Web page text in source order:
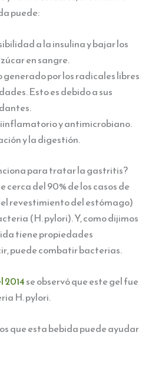
puede:
a la insulina y bajar los
en sangre.
por los radicales libres
Esto es debido a sus
y antimicrobiano.
y la digestión.
para tratar la gastritis?
cerca del 90% de los casos de
revestimiento del estómago)
(H. pylori). Y, como dijimos
tiene propiedades
puede combatir bacterias.
2014se observó que este gel fue
H. pylori.
que esta bebida puede ayudar